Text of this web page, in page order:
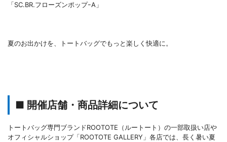
「SC.BR.フローズンポップｰA」
夏のお出かけを、トートバッグでもっと楽しく快適に。
■ 開催店舗・商品詳細について
トートバッグ専門ブランドROOTOTE（ルートート）の一部取扱い店や
オフィシャルショップ「ROOTOTE GALLERY」各店では、長く暑い夏